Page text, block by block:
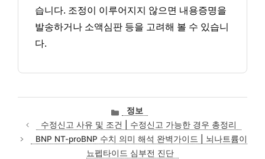
습니다. 조정이 이루어지지 않으면 내용증명을
발송하거나 소액심판 등을 고려해 볼 수 있습니
다.
카
테
고
리
정보
수정신고 사유 및 조건 | 수정신고 가능한 경우 총정리
BNP NT-proBNP 수치 의미 해석 완벽가이드 | 뇌나트륨이
뇨펩타이드 심부전 진단